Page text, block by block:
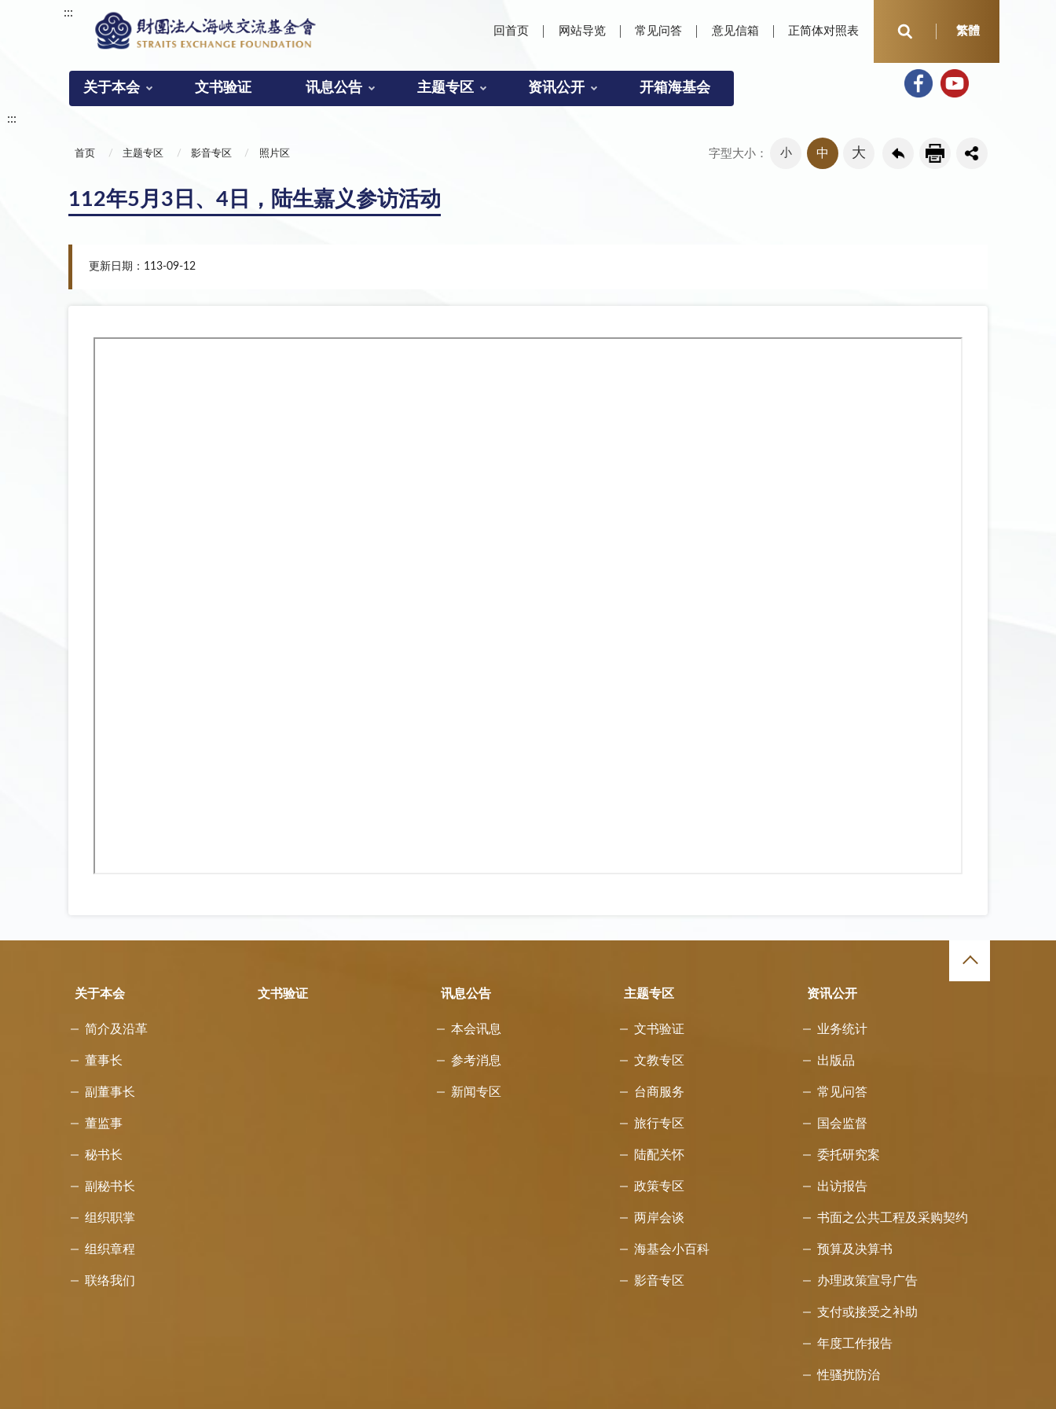
:::
回首页 网站导览 常见问答 意见信箱 正简体对照表 繁體
关于本会 文书验证 讯息公告 主题专区 资讯公开 开箱海基会
:::
首页 主题专区 影音专区 照片区 字型大小： 小 中 大
112年5月3日、4日，陆生嘉义参访活动
更新日期：113-09-12
关于本会
简介及沿革
董事长
副董事长
董监事
秘书长
副秘书长
组织职掌
组织章程
联络我们
文书验证 讯息公告
本会讯息
参考消息
新闻专区
主题专区
文书验证
文教专区
台商服务
旅行专区
陆配关怀
政策专区
两岸会谈
海基会小百科
影音专区
资讯公开
业务统计
出版品
常见问答
国会监督
委托研究案
出访报告
书面之公共工程及采购契约
预算及决算书
办理政策宣导广告
支付或接受之补助
年度工作报告
性骚扰防治